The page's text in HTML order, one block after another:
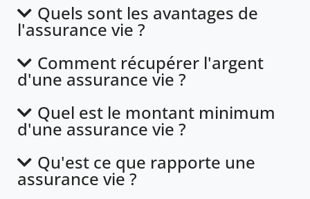
Quels sont les avantages de
l'assurance vie ?
Comment récupérer l'argent
d'une assurance vie ?
Quel est le montant minimum
d'une assurance vie ?
Qu'est ce que rapporte une
assurance vie ?